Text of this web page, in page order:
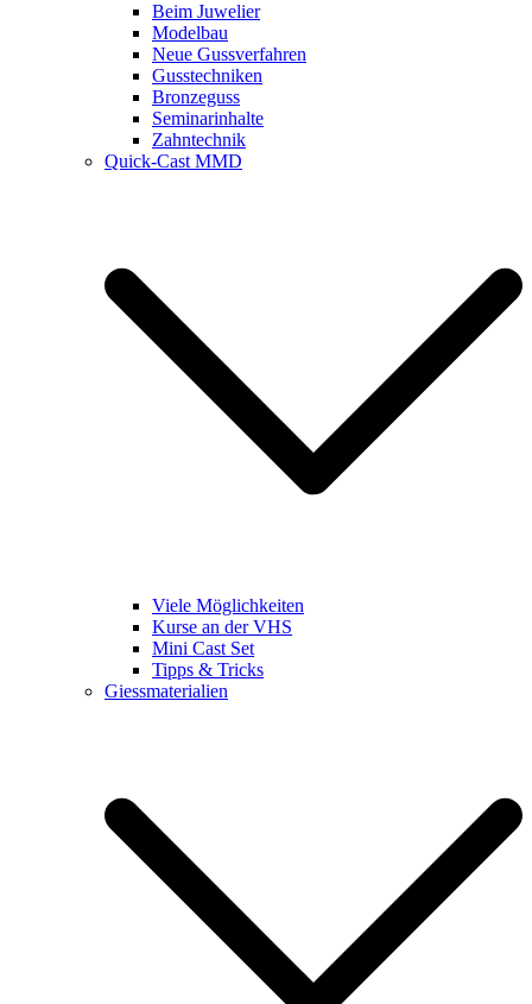
Beim Juwelier
Modelbau
Neue Gussverfahren
Gusstechniken
Bronzeguss
Seminarinhalte
Zahntechnik
Quick-Cast MMD
Viele Möglichkeiten
Kurse an der VHS
Mini Cast Set
Tipps & Tricks
Giessmaterialien